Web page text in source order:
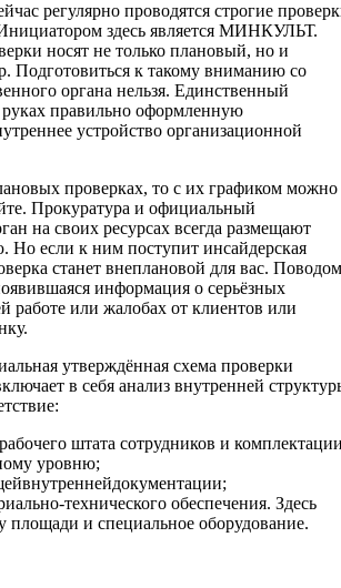
регулярно проводятся строгие
здесь является МИНКУЛЬТ.
носят не только плановый, но и
Подготовиться к такому вниманию со
органа нельзя. Единственный
руках правильно оформленную
устройство организационной
проверках, то с их графиком можно
Прокуратура и официальный
на своих ресурсах всегда размещают
если к ним поступит инсайдерская
станет внеплановой для вас. Поводом
информация о серьёзных
работе или жалобах от клиентов или
утверждённая схема проверки
в себя анализ внутренней
штата сотрудников и
уровню;
технического обеспечения. Здесь
площади и специальное оборудование.